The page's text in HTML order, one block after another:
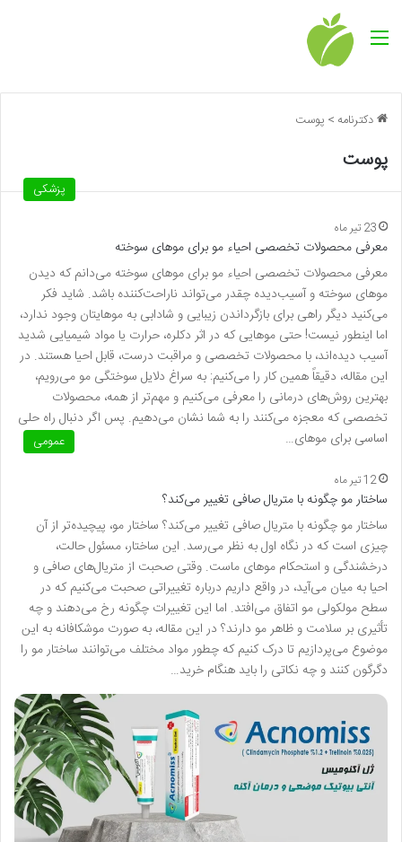
منو
دکترنامه > پوست
پوست
پزشکی
23 تیر ماه
معرفی محصولات تخصصی احیاء مو برای موهای سوخته
معرفی محصولات تخصصی احیاء مو برای موهای سوخته می‌دانم که دیدن
موهای سوخته و آسیب‌دیده چقدر می‌تواند ناراحت‌کننده باشد. شاید فکر
می‌کنید دیگر راهی برای بازگرداندن زیبایی و شادابی به موهایتان وجود ندارد،
اما اینطور نیست! حتی موهایی که در اثر دکلره، حرارت یا مواد شیمیایی شدید
آسیب دیده‌اند، با محصولات تخصصی و مراقبت درست، قابل احیا هستند. در
این مقاله، دقیقاً همین کار را می‌کنیم: به سراغ دلایل سوختگی مو می‌رویم،
بهترین روش‌های درمانی را معرفی می‌کنیم و مهم‌تر از همه، محصولات
تخصصی که معجزه می‌کنند را به شما نشان می‌دهیم. پس اگر دنبال راه حلی
اساسی برای موهای…
عمومی
12 تیر ماه
ساختار مو چگونه با متریال صافی تغییر می‌کند؟
ساختار مو چگونه با متریال صافی تغییر می‌کند؟ ساختار مو، پیچیده‌تر از آن
چیزی است که در نگاه اول به نظر می‌رسد. این ساختار، مسئول حالت،
درخشندگی و استحکام موهای ماست. وقتی صحبت از متریال‌های صافی و
احیا به میان می‌آید، در واقع داریم درباره تغییراتی صحبت می‌کنیم که در
سطح مولکولی مو اتفاق می‌افتد. اما این تغییرات چگونه رخ می‌دهند و چه
تأثیری بر سلامت و ظاهر مو دارند؟ در این مقاله، به صورت موشکافانه به این
موضوع می‌پردازیم تا درک کنیم که چطور مواد مختلف می‌توانند ساختار مو را
دگرگون کنند و چه نکاتی را باید هنگام خرید…